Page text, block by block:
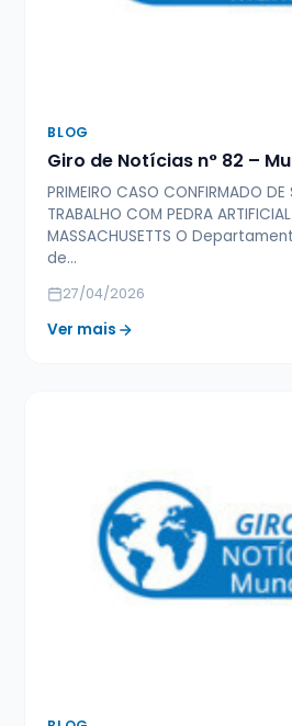
BLOG
Giro de Notícias n° 82 –
PRIMEIRO CASO CONFIRMADO DE
TRABALHO COM PEDRA
MASSACHUSETTS O
de…
27/04/2026
Ver mais